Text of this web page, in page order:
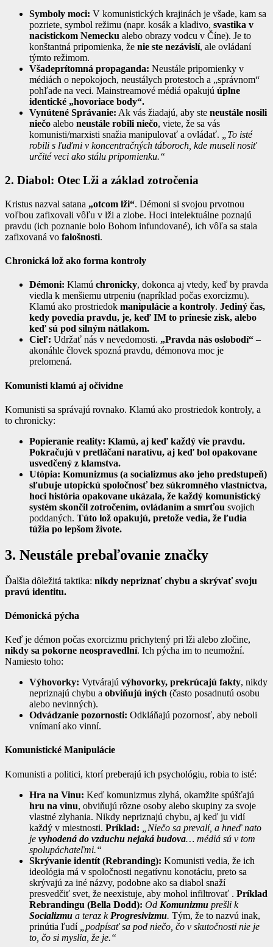
Symboly moci: V komunistických krajinách je všade, kam sa
pozriete, symbol režimu (napr. kosák a kladivo, svastika v
nacistickom Nemecku alebo obrazy vodcu v Číne). Je to
konštantná pripomienka, že nie ste nezávislí, ale ovládaní
týmto režimom.
Všadeprítomná propaganda: Neustále pripomienky v
médiách o nepokojoch, neustálych protestoch a „správnom“
pohľade na veci. Mainstreamové médiá opakujú úplne
identické „hovoriace body“.
Vynútené Správanie: Ak vás žiadajú, aby ste neustále nosili
niečo alebo neustále robili niečo, viete, že sa vás
komunisti/marxisti snažia manipulovať a ovládať.
„To isté
robili s ľuďmi v koncentračných táboroch, kde museli nosiť
určité veci ako stálu pripomienku.“
2. Diabol: Otec Lži a základ zotročenia
Kristus nazval satana „otcom lži“. Démoni si svojou prvotnou
voľbou zafixovali vôľu v lži a zlobe. Hoci intelektuálne poznajú
pravdu (ich poznanie bolo Bohom infundované), ich vôľa sa stala
zafixovaná vo falošnosti.
Chronická lož ako forma kontroly
Démoni: Klamú chronicky, dokonca aj vtedy, keď by pravda
viedla k menšiemu utrpeniu (napríklad počas exorcizmu).
Klamú ako prostriedok manipulácie a kontroly. Jediný čas,
kedy povedia pravdu, je, keď IM to prinesie zisk, alebo
keď sú pod silným nátlakom.
Cieľ: Udržať nás v nevedomosti. „Pravda nás oslobodí“ –
akonáhle človek spozná pravdu, démonova moc je
prelomená.
Komunisti klamú aj očividne
Komunisti sa správajú rovnako. Klamú ako prostriedok kontroly, a
to chronicky:
Popieranie reality: Klamú, aj keď každý vie pravdu.
Pokračujú v pretláčaní naratívu, aj keď bol opakovane
usvedčený z klamstva.
Utópia: Komunizmus (a socializmus ako jeho predstupeň)
sľubuje utopickú spoločnosť bez súkromného vlastníctva,
hoci história opakovane ukázala, že každý komunistický
systém skončil zotročením, ovládaním a smrťou svojich
poddaných. Túto lož opakujú, pretože vedia, že ľudia
túžia po lepšom živote.
3. Neustále prebaľovanie značky
Ďalšia dôležitá taktika: nikdy nepriznať chybu a skrývať svoju
pravú identitu.
Démonická pýcha
Keď je démon počas exorcizmu prichytený pri lži alebo zločine,
nikdy sa pokorne neospravedlní. Ich pýcha im to neumožní.
Namiesto toho:
Výhovorky: Vytvárajú výhovorky, prekrúcajú fakty, nikdy
nepriznajú chybu a obviňujú iných (často posadnutú osobu
alebo nevinných).
Odvádzanie pozornosti: Odkláňajú pozornosť, aby neboli
vnímaní ako vinní.
Komunistické Manipulácie
Komunisti a politici, ktorí preberajú ich psychológiu, robia to isté:
Hra na Vinu: Keď komunizmus zlyhá, okamžite spúšťajú
hru na vinu, obviňujú rôzne osoby alebo skupiny za svoje
vlastné zlyhania. Nikdy nepriznajú chybu, aj keď ju vidí
každý v miestnosti. Príklad:
„Niečo sa prevalí, a hneď nato
je vyhodená do vzduchu nejaká budova… médiá sú v tom
spolupáchateľmi.“
Skrývanie identít (Rebranding): Komunisti vedia, že ich
ideológia má v spoločnosti negatívnu konotáciu, preto sa
skrývajú za iné názvy, podobne ako sa diabol snaží
presvedčiť svet, že neexistuje, aby mohol infiltrovať . Príklad
Rebrandingu (Bella Dodd): Od Komunizmu prešli k
Socializmu a teraz k Progresivizmu. Tým, že to nazvú inak,
prinútia ľudí
„podpísať sa pod niečo, čo v skutočnosti nie je
to, čo si myslia, že je.“